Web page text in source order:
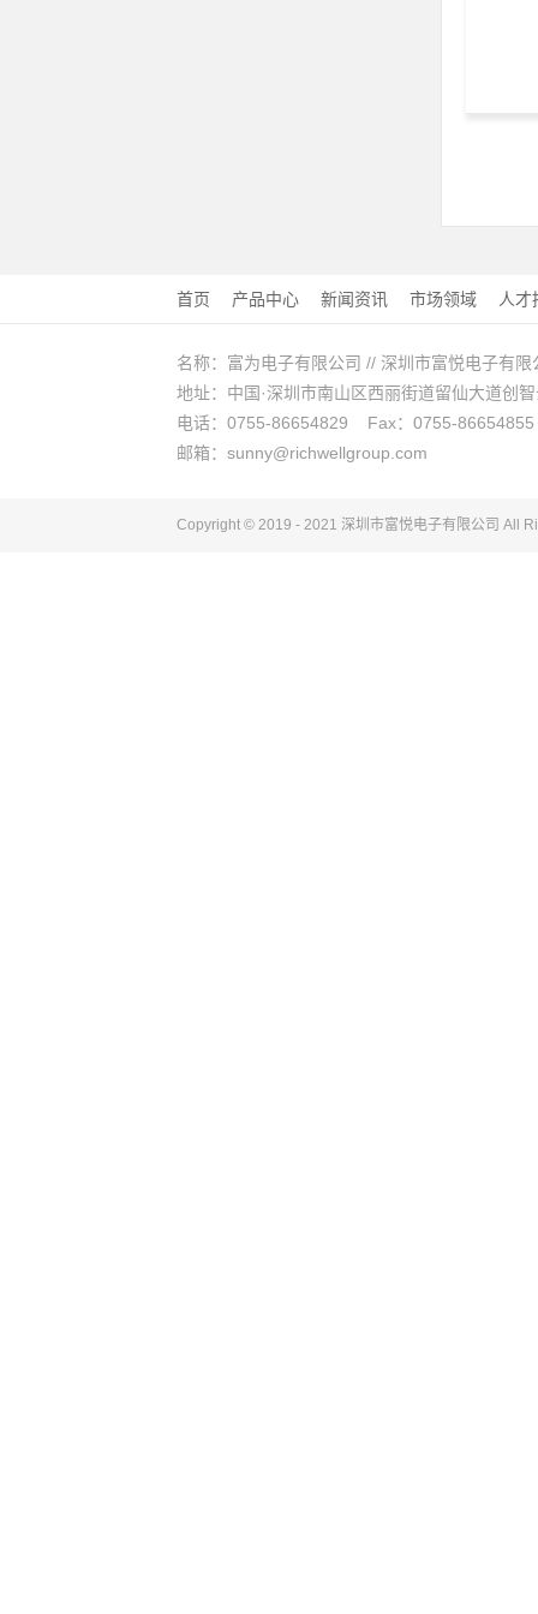
首页 产品中心 新闻资讯 市场领域 人才
名称：富为电子有限公司 // 深圳市富悦电子有限
地址：中国·深圳市南山区西丽街道留仙大道创
电话：0755-86654829 Fax：0755-86654855
邮箱：sunny@richwellgroup.com
Copyright © 2019 - 2021 深圳市富悦电子有限公司 All